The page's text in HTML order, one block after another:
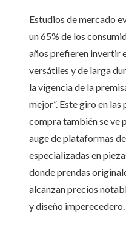
Estudios de mercado
un 65% de los
años prefieren invertir
versátiles y de larga
la vigencia de la
mejor”. Este giro en
compra también se ve
auge de plataformas
especializadas en
donde prendas
alcanzan precios
y diseño imperecedero.